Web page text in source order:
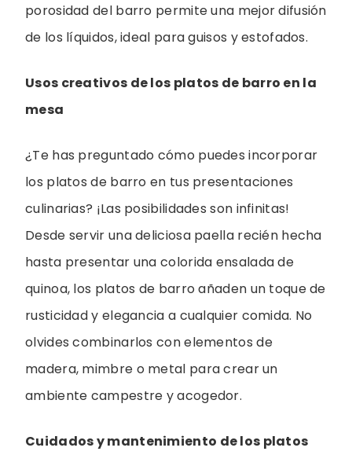
porosidad del barro permite una mejor difusión
de los líquidos, ideal para guisos y estofados.
Usos creativos de los platos de barro en la
mesa
¿Te has preguntado cómo puedes incorporar
los platos de barro en tus presentaciones
culinarias? ¡Las posibilidades son infinitas!
Desde servir una deliciosa paella recién hecha
hasta presentar una colorida ensalada de
quinoa, los platos de barro añaden un toque de
rusticidad y elegancia a cualquier comida. No
olvides combinarlos con elementos de
madera, mimbre o metal para crear un
ambiente campestre y acogedor.
Cuidados y mantenimiento de los platos